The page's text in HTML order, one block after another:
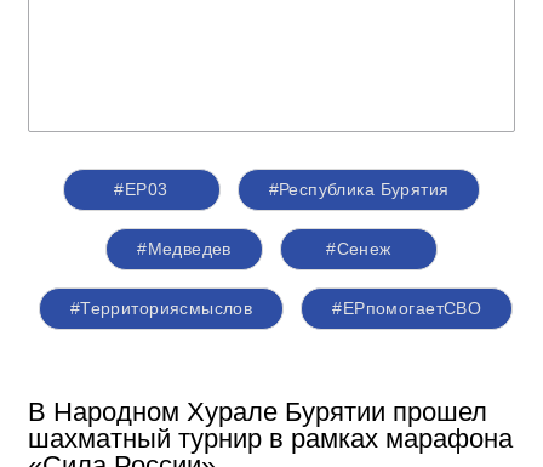
#ЕР03 #Республика Бурятия
#Медведев #Сенеж
#Территориясмыслов #ЕРпомогаетСВО
В Народном Хурале Бурятии прошел
шахматный турнир в рамках марафона